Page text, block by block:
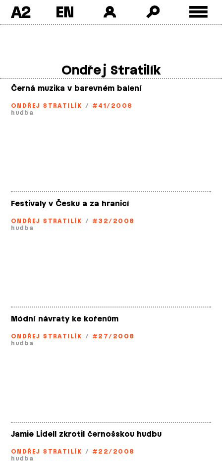
A2
Ondřej Stratilík
Černá muzika v barevném balení
ONDŘEJ STRATILÍK / #41/2008
hudba
Festivaly v Česku a za hranicí
ONDŘEJ STRATILÍK / #32/2008
hudba
Módní návraty ke kořenům
ONDŘEJ STRATILÍK / #27/2008
hudba
Jamie Lidell zkrotil černošskou hudbu
ONDŘEJ STRATILÍK / #22/2008
hudba